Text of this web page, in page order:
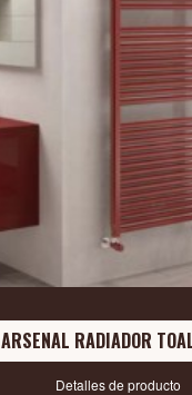
ARSENAL RADIADOR
Detalles de producto